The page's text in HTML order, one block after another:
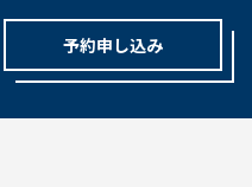
予約申し込み